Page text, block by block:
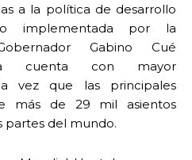
a la política de desarrollo
implementada por la
Gabino Cué
cuenta con mayor
vez que las principales
más de 29 mil asientos
partes del mundo.